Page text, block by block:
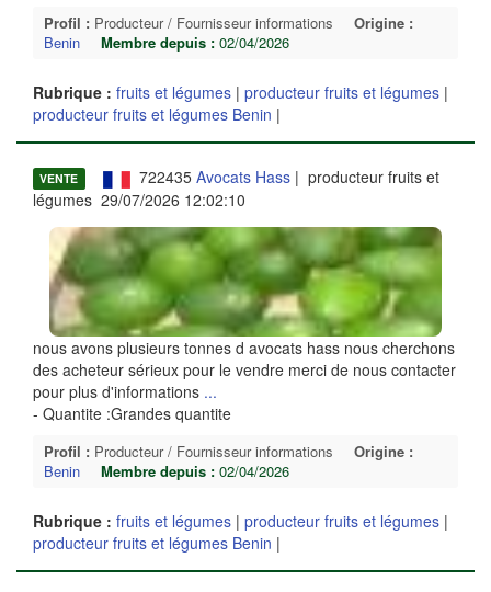
Profil : Producteur / Fournisseur informations
Origine :
Benin
Membre depuis : 02/04/2026
Rubrique : fruits et légumes | producteur fruits et légumes |
producteur fruits et légumes Benin |
VENTE 722435 Avocats Hass| producteur fruits et
légumes 29/07/2026 12:02:10
nous avons plusieurs tonnes d avocats hass nous cherchons
des acheteur sérieux pour le vendre merci de nous contacter
pour plus d'informations ...
- Quantite :Grandes quantite
Profil : Producteur / Fournisseur informations
Origine :
Benin
Membre depuis : 02/04/2026
Rubrique : fruits et légumes | producteur fruits et légumes |
producteur fruits et légumes Benin |